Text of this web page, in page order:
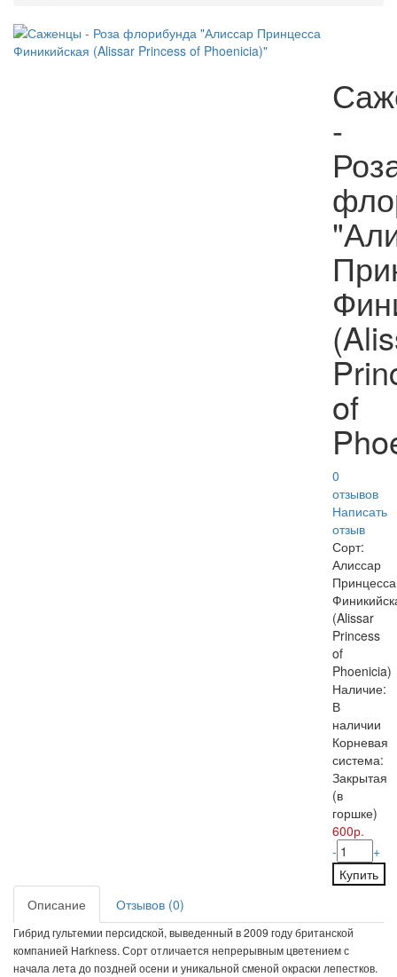
-
of
0
отзывов
Написать
отзыв
Сорт:
Алиссар
Принцесса
(Alissar
Princess
of
Phoenicia)
Наличие:
В
наличии
Корневая
система:
Закрытая
(в
горшке)
600р.
-
+
Купить
Описание
Отзывов (0)
Гибрид гультемии персидской, выведенный в 2009 году британской
компанией Harkness. Сорт отличается непрерывным цветением с
начала лета до поздней осени и уникальной сменой окраски лепестков.